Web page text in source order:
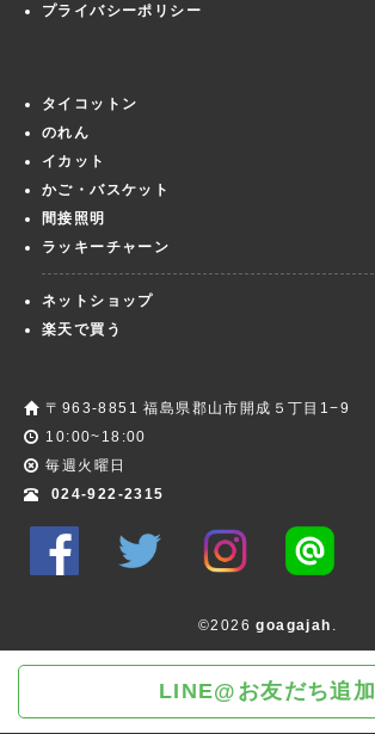
プライバシーポリシー
タイコットン
のれん
イカット
かご・バスケット
間接照明
ラッキーチャーン
ネットショップ
楽天で買う
〒963-8851 福島県郡山市開成５丁目1−9
10:00~18:00
毎週火曜日
024-922-2315
©2026goagajah .
LINE@お友だち追加